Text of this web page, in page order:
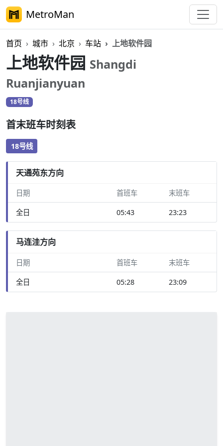
MetroMan
首页 城市 北京 车站 上地软件园
上地软件园 Shangdi
Ruanjianyuan
18号线
首末班车时刻表
18号线
天通苑东方向
日期 首班车 末班车
全日 05:43 23:23
马连洼方向
日期 首班车 末班车
全日 05:28 23:09